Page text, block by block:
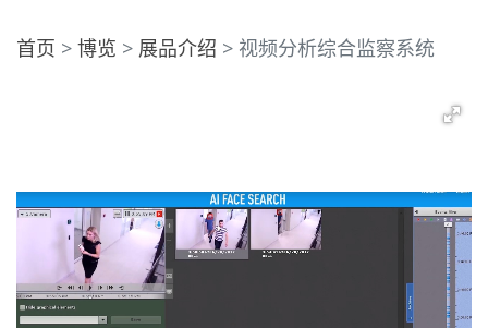
首页 博览 展品介绍 视频分析综合监察系统